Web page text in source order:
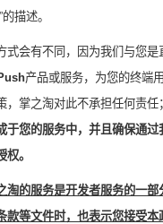
”的描述。
式会有不同，因为我们与您
产品或服务，为您的终端
，掌之淘对此不承担任何责任
于您的服务中，并且确保通
。
淘的服务是开发者服务的一
等文件时，也表示您接受本